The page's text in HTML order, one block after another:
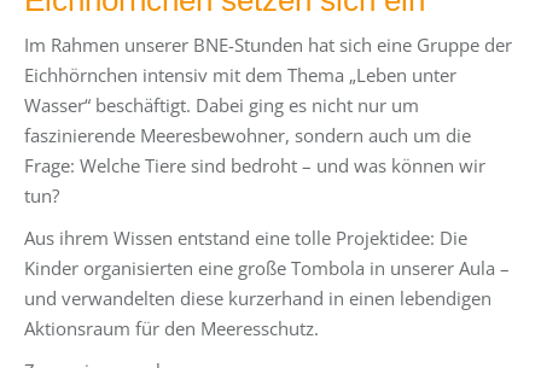
Im Rahmen unserer BNE-Stunden hat sich eine Gruppe der
Eichhörnchen intensiv mit dem Thema „Leben unter
Wasser“ beschäftigt. Dabei ging es nicht nur um
faszinierende Meeresbewohner, sondern auch um die
Frage: Welche Tiere sind bedroht – und was können wir
tun?
Aus ihrem Wissen entstand eine tolle Projektidee: Die
Kinder organisierten eine große Tombola in unserer Aula –
und verwandelten diese kurzerhand in einen lebendigen
Aktionsraum für den Meeresschutz.